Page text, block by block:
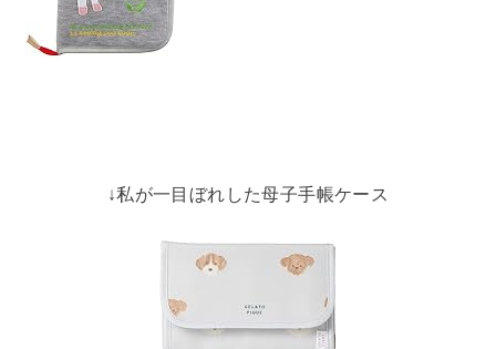
↓私が一目ぼれした母子手帳ケース